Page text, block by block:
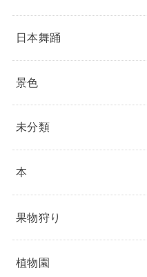
日本舞踊
景色
未分類
本
果物狩り
植物園